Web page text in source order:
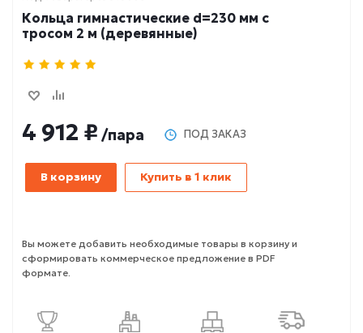
Кольца гимнастические d=230 мм с
тросом 2 м (деревянные)
4 912 ₽ /пара ПОД ЗАКАЗ
В корзину Купить в 1 клик
Вы можете добавить необходимые товары в корзину и
сформировать коммерческое предложение в PDF
формате.